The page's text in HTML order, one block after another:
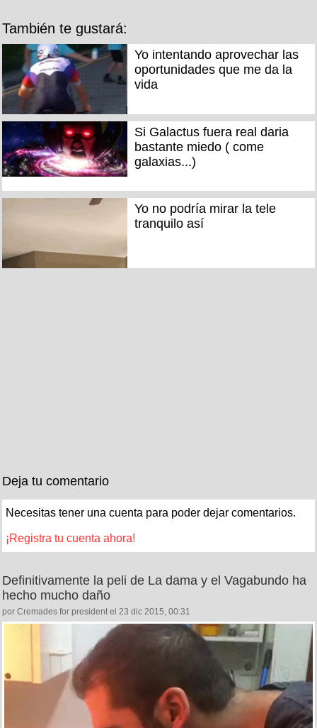
También te gustará:
Yo intentando aprovechar las
oportunidades que me da la
vida
Si Galactus fuera real daria
bastante miedo ( come
galaxias...)
Yo no podría mirar la tele
tranquilo así
Deja tu comentario
Necesitas tener una cuenta para poder dejar comentarios.
¡Registra tu cuenta ahora!
Definitivamente la peli de La dama y el Vagabundo ha
hecho mucho daño
por Cremades for president el 23 dic 2015, 00:31